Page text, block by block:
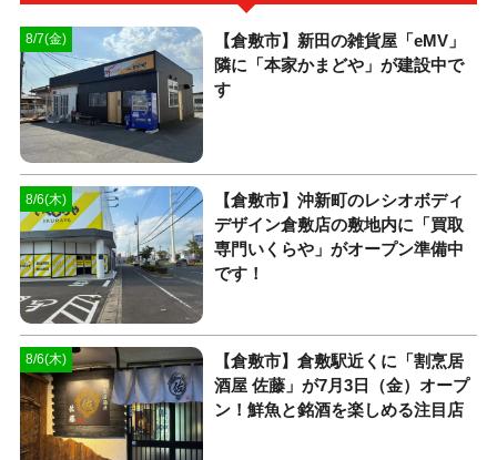
8/7(金)
【倉敷市】新田の雑貨屋「eMV」
隣に「本家かまどや」が建設中で
す
8/6(木)
【倉敷市】沖新町のレシオボディ
デザイン倉敷店の敷地内に「買取
専門いくらや」がオープン準備中
です！
8/6(木)
【倉敷市】倉敷駅近くに「割烹居
酒屋 佐藤」が7月3日（金）オープ
ン！鮮魚と銘酒を楽しめる注目店